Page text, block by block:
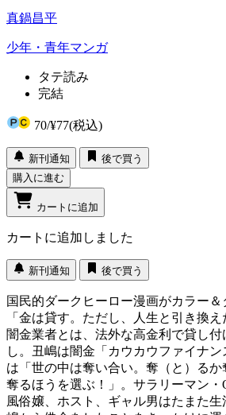
真鍋昌平
少年・青年マンガ
タテ読み
完結
70/¥77(税込)
新刊通知
後で買う
購入に進む
カートに追加
カートに追加しました
新刊通知 後で買う
国民的ダークヒーロー漫画がカラー＆
「金は貸す。ただし、人生と引き換え
闇金業者とは、法外な高金利で貸し
し。丑嶋は闇金「カウカウファイナ
は「世の中は奪い合い。奪（と）る
奪るほうを選ぶ！」。サラリーマン
風俗嬢、ホスト、ギャル男はたまた